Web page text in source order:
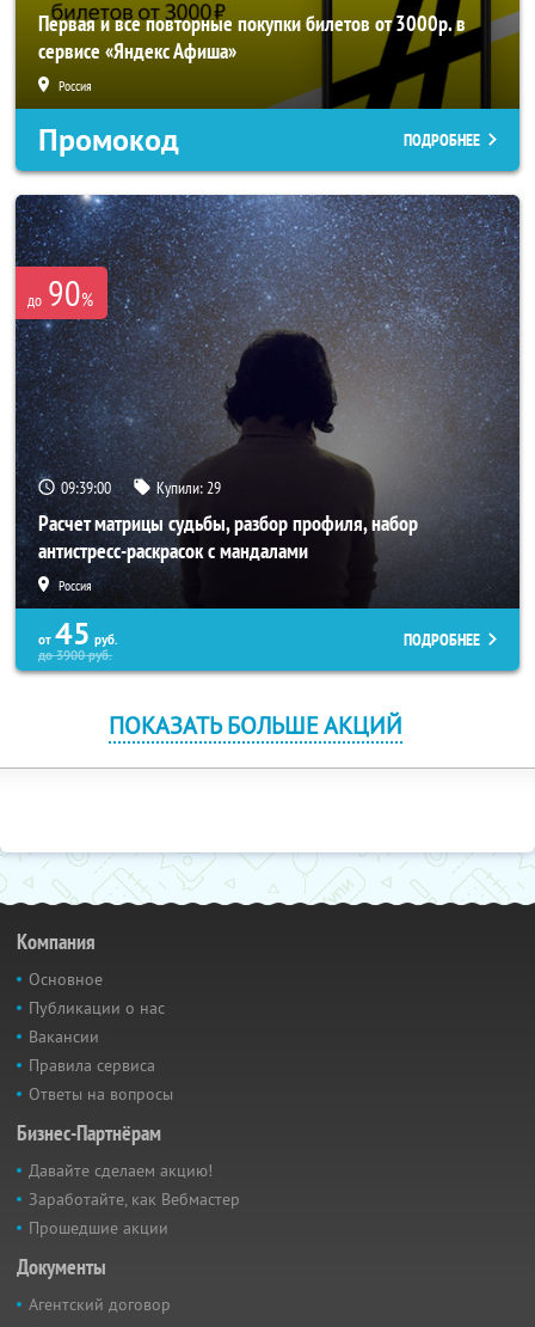
Первая и все повторные покупки билетов от 3000р. в
сервисе «Яндекс Афиша»
Россия
Промокод ПОДРОБНЕЕ
до 90%
09:38:58 Купили:29
Расчет матрицы судьбы, разбор профиля, набор
антистресс-раскрасок с мандалами
Россия
от 45 руб.
до3900руб.
ПОДРОБНЕЕ
ПОКАЗАТЬ БОЛЬШЕ АКЦИЙ
Компания
Основное
Публикации о нас
Вакансии
Правила сервиса
Ответы на вопросы
Бизнес-Партнёрам
Давайте сделаем акцию!
Заработайте, как Вебмастер
Прошедшие акции
Документы
Агентский договор